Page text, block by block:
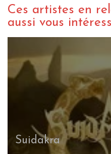
Ces artistes en
aussi vous
Suidakra